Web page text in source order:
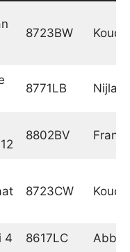
8723BW
8771LB
8802BV
8723CW
4 8617LC